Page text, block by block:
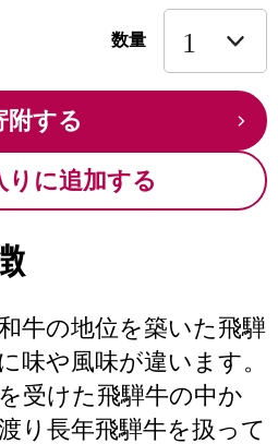
数量
附する
りに追加する
牛の地位を築いた飛騨
味や風味が違います。
受けた飛騨牛の中か
り長年飛騨牛を扱って